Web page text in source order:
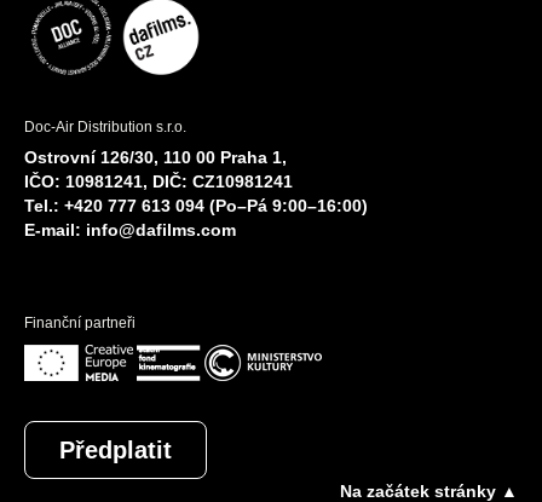
Doc-Air Distribution s.r.o.
Ostrovní 126/30, 110 00 Praha 1,
IČO: 10981241, DIČ: CZ10981241
Tel.: +420 777 613 094 (Po–Pá 9:00–16:00)
E-mail: info@dafilms.com
Finanční partneři
Předplatit
Na začátek stránky ▲